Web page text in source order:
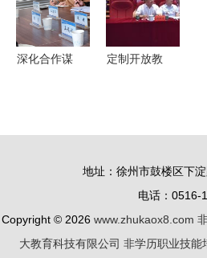
深化合作谋
业技能培训
服务
定制开放教
技能培训服
务的实践与
思考
地址：徐州市鼓楼区下淀
电话：0516-
Copyright © 2026 www.zhukaox8.com
大教育科技有限公司 非学历职业技能